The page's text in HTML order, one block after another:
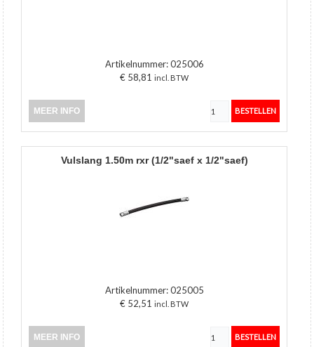
Artikelnummer:025006
€ 58,81 incl. BTW
MEER INFO
vulslang 1.50m rxr (1/2"saef x 1/2"saef)
Artikelnummer:025005
€ 52,51 incl. BTW
MEER INFO